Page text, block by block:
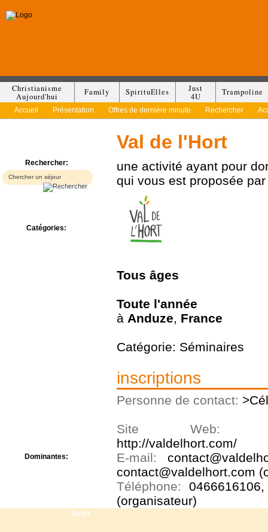
Christianisme
Aujourd'hui
Family SpirituElles
Just
4U
Trampoline
Accueil Présentation Offres de dernière minute Rechercher
Rechercher:
Catégories:
Dominantes:
Sport
Val de l'Hort
une activité ayant pour
qui vous est proposée
Tous âges
Toute l'année
à Anduze, France
Catégorie: Séminaires
inscriptions
Personne de contact:
Site
http://valdelhort.com/
E-mail:
contact@valdelhort.com
Téléphone:
(organisateur)